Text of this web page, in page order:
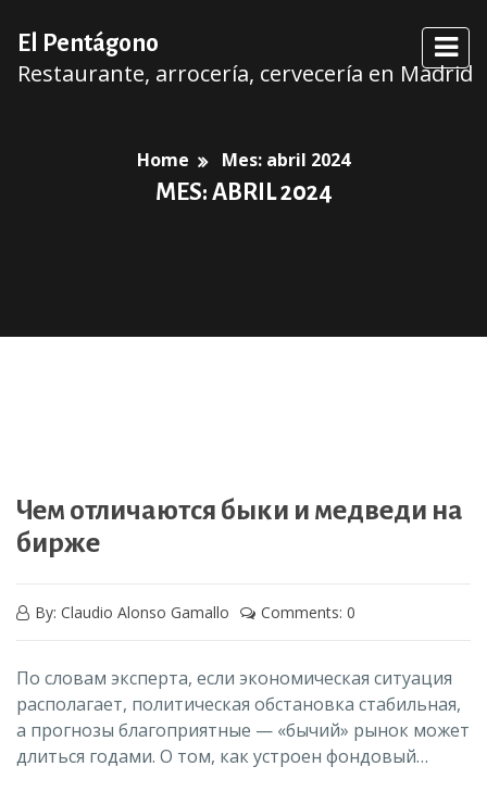
El Pentágono
Restaurante, arrocería, cervecería en Madrid
Home Mes: abril 2024
MES: ABRIL 2024
Чем отличаются быки и медведи на
бирже
By: Claudio Alonso Gamallo Comments: 0
По словам эксперта, если экономическая ситуация
располагает, политическая обстановка стабильная,
а прогнозы благоприятные — «бычий» рынок может
длиться годами. О том, как устроен фондовый…